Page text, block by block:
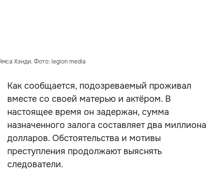
Хэнди. Фото: legion media
Как сообщается, подозреваемый проживал
вместе со своей матерью и актёром. В
настоящее время он задержан, сумма
назначенного залога составляет два миллиона
долларов. Обстоятельства и мотивы
преступления продолжают выяснять
следователи.